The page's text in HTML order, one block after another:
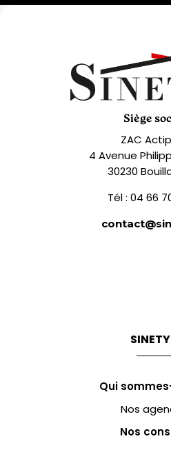
Siège
ZAC
4 Avenue
30230
Tél : 04 66
Qui
Nos
Nos